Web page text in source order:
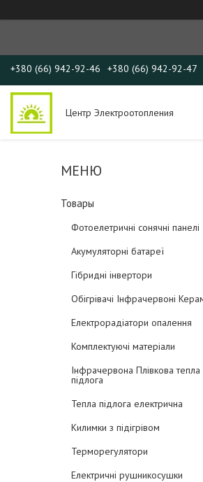
+380 (66) 942-92-46 +380 (66) 942-92-47
Центр Электроотопления
Товары
Фотоелетричні cонячні панелі
Акумуляторні батареї
Гібридні інвертори
Обігрівачі Інфрачервоні
Електрорадіатори опалення
Комплектуючі матеріали
Інфрачервона Плівкова тепла
підлога
Тепла підлога електрична
Килимки з підігрівом
Терморегулятори
Електричні рушникосушки